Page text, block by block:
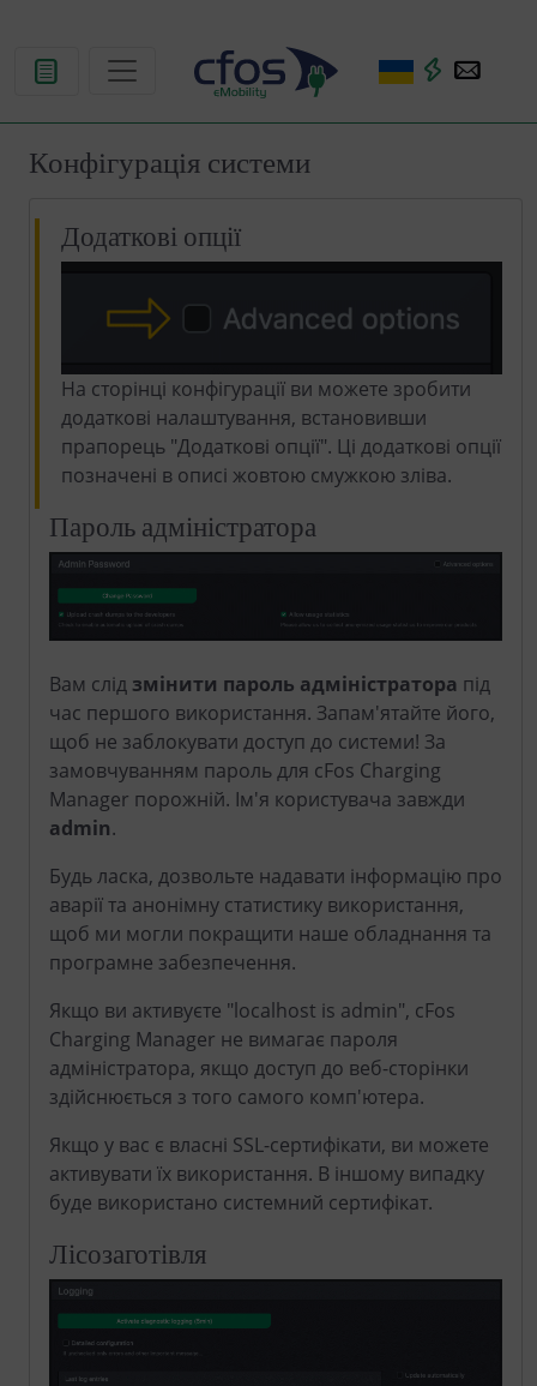
Конфігурація системи
Додаткові опції
На сторінці конфігурації ви можете зробити
додаткові налаштування, встановивши
прапорець "Додаткові опції". Ці додаткові опції
позначені в описі жовтою смужкою зліва.
Пароль адміністратора
Вам слід змінити пароль адміністратора під
час першого використання. Запам'ятайте його,
щоб не заблокувати доступ до системи! За
замовчуванням пароль для cFos Charging
Manager порожній. Ім'я користувача завжди
admin.
Будь ласка, дозвольте надавати інформацію про
аварії та анонімну статистику використання,
щоб ми могли покращити наше обладнання та
програмне забезпечення.
Якщо ви активуєте "localhost is admin", cFos
Charging Manager не вимагає пароля
адміністратора, якщо доступ до веб-сторінки
здійснюється з того самого комп'ютера.
Якщо у вас є власні SSL-сертифікати, ви можете
активувати їх використання. В іншому випадку
буде використано системний сертифікат.
Лісозаготівля